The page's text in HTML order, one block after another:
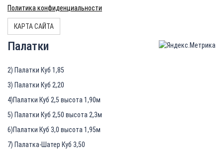
Политика конфиденциальности
КАРТА САЙТА
Палатки
2) Палатки Куб 1,85
3) Палатки Куб 2,20
4)Палатки Куб 2,5 высота 1,90м
5) Палатки Куб 2,50 высота 2,3м
6)Палатки Куб 3,0 высота 1,95м
7) Палатка-Шатер Куб 3,50